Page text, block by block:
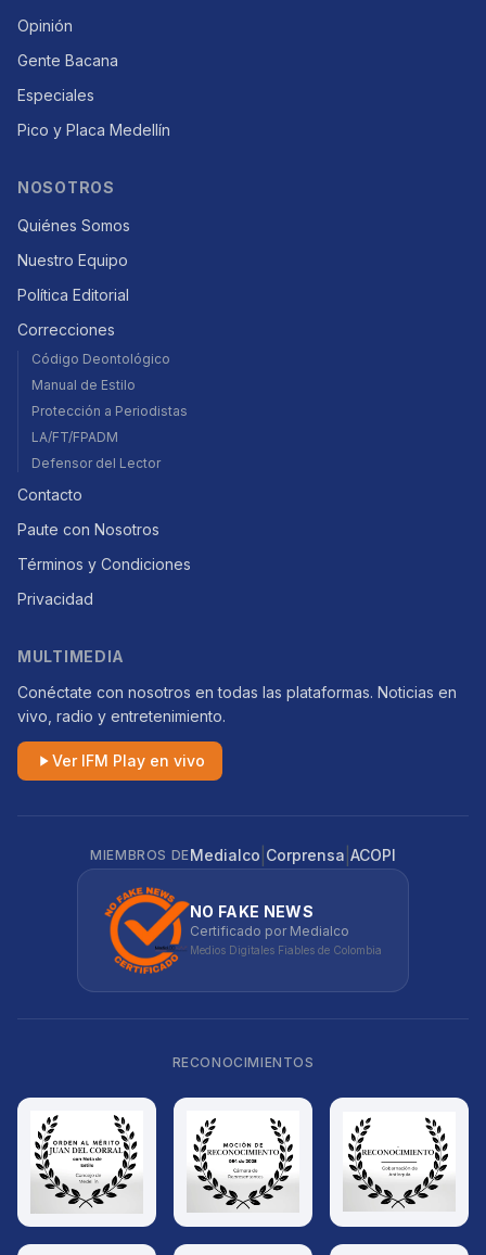
Opinión
Gente Bacana
Especiales
Pico y Placa Medellín
NOSOTROS
Quiénes Somos
Nuestro Equipo
Política Editorial
Correcciones
Código Deontológico
Manual de Estilo
Protección a Periodistas
LA/FT/FPADM
Defensor del Lector
Contacto
Paute con Nosotros
Términos y Condiciones
Privacidad
MULTIMEDIA
Conéctate con nosotros en todas las plataformas. Noticias en
vivo, radio y entretenimiento.
Ver IFM Play en vivo
MIEMBROS DEMedialco Corprensa ACOPI
NO FAKE NEWS
Certificado por Medialco
Medios Digitales Fiables de Colombia
RECONOCIMIENTOS